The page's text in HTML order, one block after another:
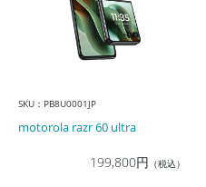
SKU：PB8U0001JP
motorola razr 60 ultra
199,800円 （税込）